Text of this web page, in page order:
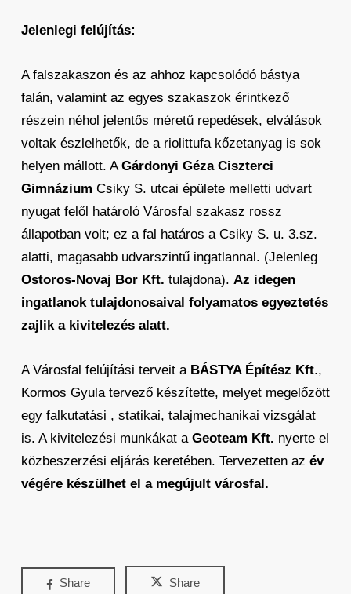
Jelenlegi felújítás:
A falszakaszon és az ahhoz kapcsolódó bástya
falán, valamint az egyes szakaszok érintkező
részein néhol jelentős méretű repedések, elválások
voltak észlelhetők, de a riolittufa kőzetanyag is sok
helyen mállott. AGárdonyi Géza Ciszterci
Gimnázium Csiky S. utcai épülete melletti udvart
nyugat felől határoló Városfal szakasz rossz
állapotban volt; ez a fal határos a Csiky S. u. 3.sz.
alatti, magasabb udvarszintű ingatlannal. (Jelenleg
Ostoros-Novaj Bor Kft. tulajdona). Az idegen
ingatlanok tulajdonosaival folyamatos egyeztetés
zajlik a kivitelezés alatt.
A Városfal felújítási terveit a BÁSTYA Építész Kft.,
Kormos Gyula tervező készítette, melyet megelőzött
egy falkutatási , statikai, talajmechanikai vizsgálat
is. A kivitelezési munkákat a Geoteam Kft. nyerte el
közbeszerzési eljárás keretében. Tervezetten az év
végére készülhet el a megújult városfal.
Share Share